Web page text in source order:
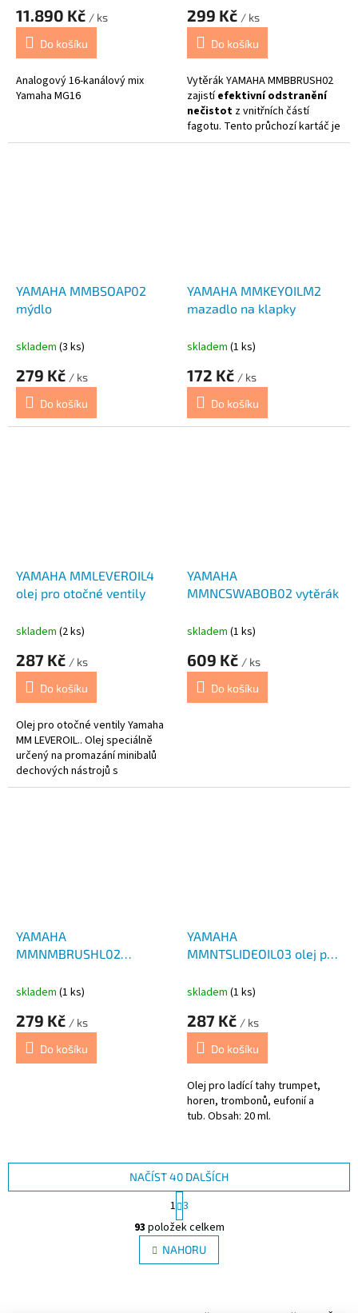
11.890 Kč / ks
Do košíku
Analogový 16-kanálový mix
Yamaha MG16
299 Kč / ks
Do košíku
Vytěrák YAMAHA MMBBRUSH02
zajistíefektivní odstranění
nečistot z vnitřních částí
fagotu. Tento průchozí kartáč je
nezbytnou pomůckou pro
YAMAHA MMBSOAP02
mýdlo
skladem (3 ks)
279 Kč / ks
Do košíku
YAMAHA MMKEYOILM2
mazadlo na klapky
skladem (1 ks)
172 Kč / ks
Do košíku
YAMAHA MMLEVEROIL4
olej pro otočné ventily
skladem (2 ks)
287 Kč / ks
Do košíku
Olej pro otočné ventily Yamaha
MM LEVEROIL.. Olej speciálně
určený na promazání minibalů
dechových nástrojů s
otočnými/cylindrovými ventily.
YAMAHA
MMNCSWABOB02 vytěrák
skladem (1 ks)
609 Kč / ks
Do košíku
YAMAHA
MMNMBRUSHL02
skladem (1 ks)
279 Kč / ks
Do košíku
YAMAHA
MMNTSLIDEOIL03 olej pro
skladem (1 ks)
287 Kč / ks
Do košíku
Olej pro ladící tahy trumpet,
horen, trombonů, eufonií a
tub. Obsah: 20 ml.
O
v
l
á
NAČÍST 40 DALŠÍCH
S
t
r
á
n
k
1 3
93 položek celkem
NAHORU